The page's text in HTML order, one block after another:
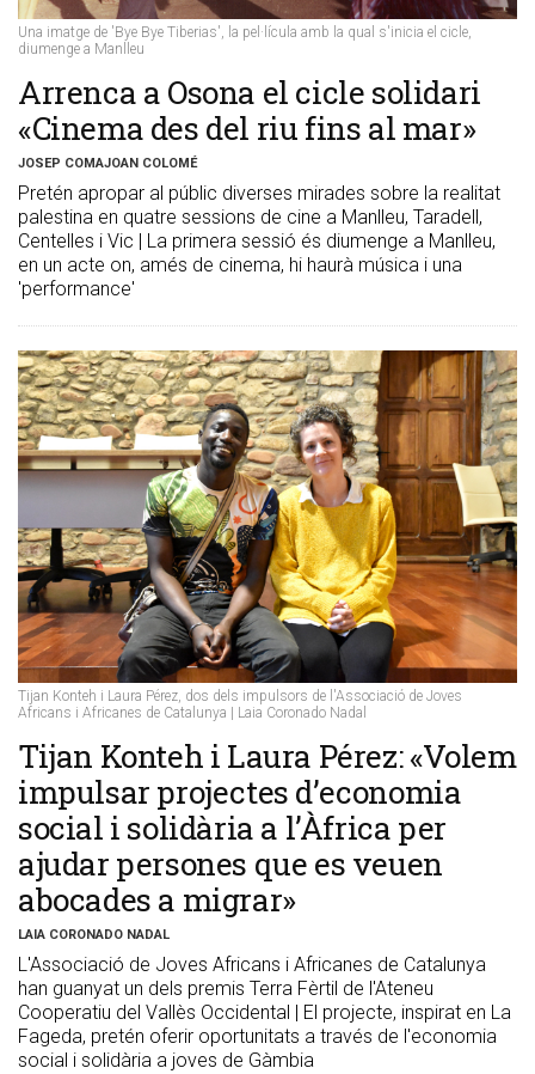
Una imatge de 'Bye Bye Tiberias', la pel·lícula amb la qual s'inicia el cicle,
diumenge a Manlleu
Arrenca a Osona el cicle solidari
«Cinema des del riu fins al mar»
JOSEP COMAJOAN COLOMÉ
Pretén apropar al públic diverses mirades sobre la realitat
palestina en quatre sessions de cine a Manlleu, Taradell,
Centelles i Vic | La primera sessió és diumenge a Manlleu,
en un acte on, amés de cinema, hi haurà música i una
'performance'
Tijan Konteh i Laura Pérez, dos dels impulsors de l'Associació de Joves
Africans i Africanes de Catalunya | Laia Coronado Nadal
​Tijan Konteh i Laura Pérez: «Volem
impulsar projectes d’economia
social i solidària a l’Àfrica per
ajudar persones que es veuen
abocades a migrar»
LAIA CORONADO NADAL
L'Associació de Joves Africans i Africanes de Catalunya
han guanyat un dels premis Terra Fèrtil de l'Ateneu
Cooperatiu del Vallès Occidental | El projecte, inspirat en La
Fageda, pretén oferir oportunitats a través de l'economia
social i solidària a joves de Gàmbia